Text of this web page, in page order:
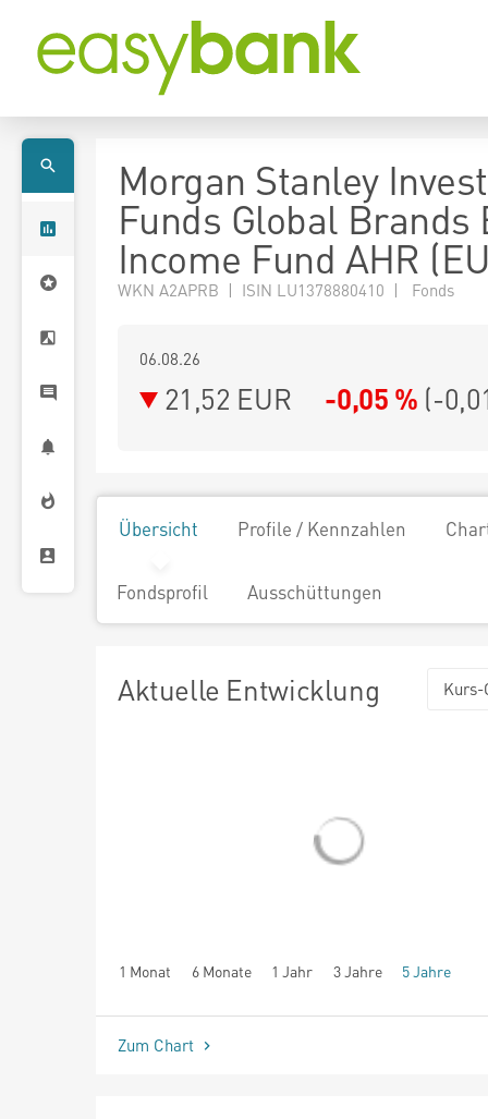
Morgan Stanley
Funds Global Brands
Income Fund AHR
WKN A2APRB | ISIN LU1378880410 | Fonds
06.08.26
21,52 EUR -0,05 % (-
Übersicht Profile / Kennzahlen
Fondsprofil Ausschüttungen
Aktuelle Entwicklung Kurs-
1 Monat 6 Monate 1 Jahr 3 Jahre 5 Jahre
seit Beginn
Zum Chart